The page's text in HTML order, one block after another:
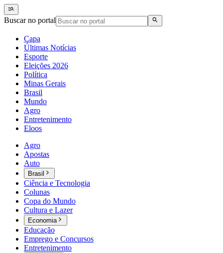
Buscar no portal
Capa
Últimas Notícias
Esporte
Eleições 2026
Política
Minas Gerais
Brasil
Mundo
Agro
Entretenimento
Eloos
Agro
Apostas
Auto
Brasil
Ciência e Tecnologia
Colunas
Copa do Mundo
Cultura e Lazer
Economia
Educação
Emprego e Concursos
Entretenimento